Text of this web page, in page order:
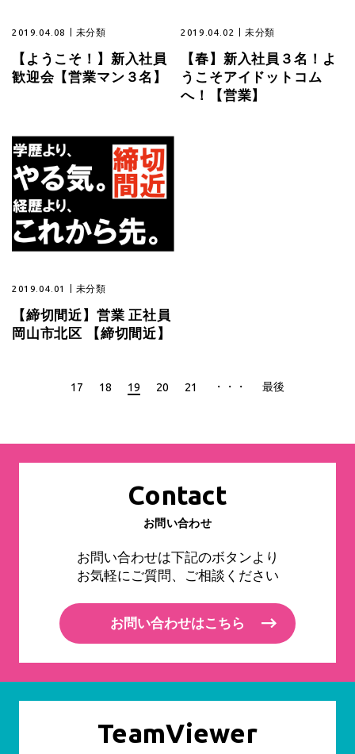
2019.04.08 未分類
【ようこそ！】新入社員
歓迎会【営業マン３名】
2019.04.02 未分類
【春】新入社員３名！よ
うこそアイドットコム
へ！【営業】
2019.04.01 未分類
【締切間近】営業 正社員
岡山市北区 【締切間近】
17 18 19 20 21 ・・・ 最後
Contact
お問い合わせ
お問い合わせは下記のボタンより
お気軽にご質問、ご相談ください
お問い合わせはこちら
TeamViewer